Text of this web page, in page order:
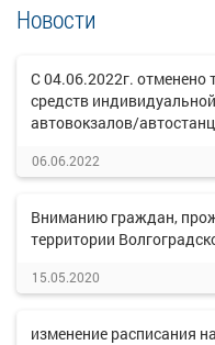
Новости
С 04.06.2022г. отменено
средств
автовокзалов/
06.06.2022
Вниманию граждан,
территории
15.05.2020
изменение расписания